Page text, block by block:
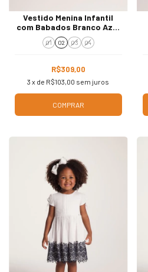
Vestido Menina Infantil
com Babados Branco Azul
907001
01 02 03 04
R$309,00
3 x de R$103,00 sem juros
COMPRAR